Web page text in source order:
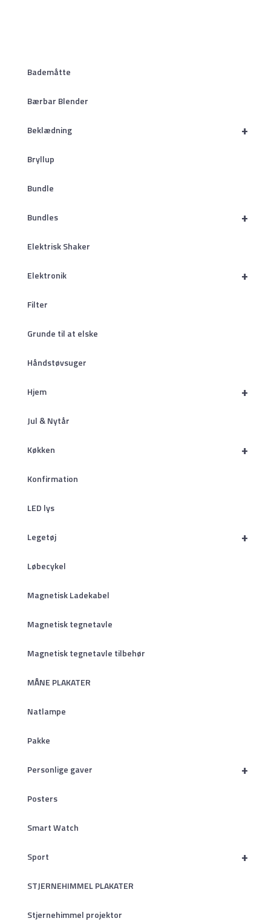
Bademåtte
Bærbar Blender
+
Beklædning
Bryllup
Bundle
+
Bundles
Elektrisk Shaker
+
Elektronik
Filter
Grunde til at elske
Håndstøvsuger
+
Hjem
Jul & Nytår
+
Køkken
Konfirmation
LED lys
+
Legetøj
Løbecykel
Magnetisk Ladekabel
Magnetisk tegnetavle
Magnetisk tegnetavle tilbehør
MÅNE PLAKATER
Natlampe
Pakke
+
Personlige gaver
Posters
Smart Watch
+
Sport
STJERNEHIMMEL PLAKATER
Stjernehimmel projektor